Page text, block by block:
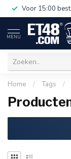
Voor 15:00
MENU
Home / Tags /